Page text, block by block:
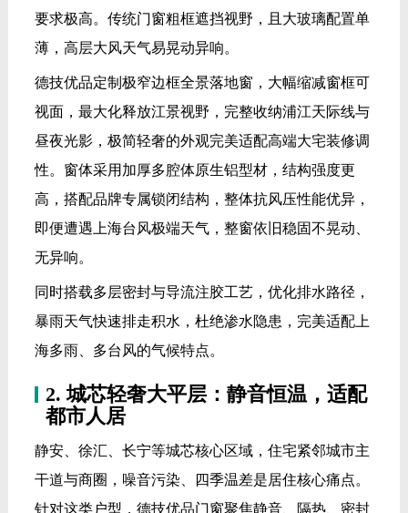
要求极高。传统门窗粗框遮挡视野，且大玻璃配置单
薄，高层大风天气易晃动异响。
德技优品定制极窄边框全景落地窗，大幅缩减窗框可
视面，最大化释放江景视野，完整收纳浦江天际线与
昼夜光影，极简轻奢的外观完美适配高端大宅装修调
性。窗体采用加厚多腔体原生铝型材，结构强度更
高，搭配品牌专属锁闭结构，整体抗风压性能优异，
即便遭遇上海台风极端天气，整窗依旧稳固不晃动、
无异响。
同时搭载多层密封与导流注胶工艺，优化排水路径，
暴雨天气快速排走积水，杜绝渗水隐患，完美适配上
海多雨、多台风的气候特点。
2. 城芯轻奢大平层：静音恒温，适配
都市人居
静安、徐汇、长宁等城芯核心区域，住宅紧邻城市主
干道与商圈，噪音污染、四季温差是居住核心痛点。
针对这类户型，德技优品门窗聚焦静音、隔热、密封